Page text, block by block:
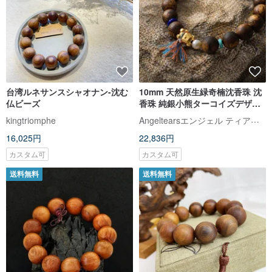
台湾ルネサンスシャオナン-沈む
仏ビーズ
kingtriomphe
16,025円
カスタム可
10mm 天然原生緑奇楠沈香珠 沈
香珠 純銀小熊ターコイズデザイ
ン シングルブレスレット
Angeltearsエンジェル ティアーズ ジュエリー デザイン
22,836円
カスタム可
送料無料 送料無料